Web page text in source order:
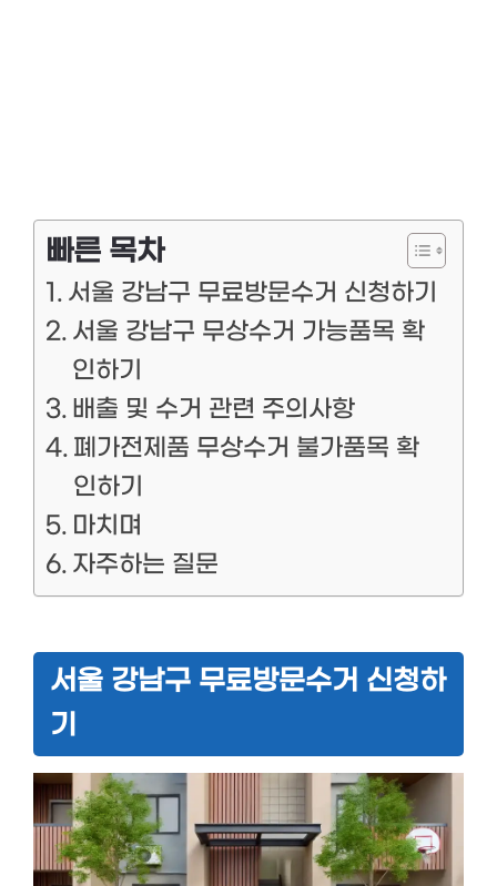
빠른 목차
서울 강남구 무료방문수거 신청하기
서울 강남구 무상수거 가능품목 확
인하기
배출 및 수거 관련 주의사항
폐가전제품 무상수거 불가품목 확
인하기
마치며
자주하는 질문
서울 강남구 무료방문수거 신청하
기